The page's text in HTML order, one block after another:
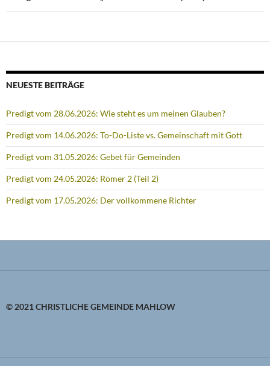
NEUESTE BEITRÄGE
Predigt vom 28.06.2026: Wie steht es um meinen Glauben?
Predigt vom 14.06.2026: To-Do-Liste vs. Gemeinschaft mit Gott
Predigt vom 31.05.2026: Gebet für Gemeinden
Predigt vom 24.05.2026: Römer 2 (Teil 2)
Predigt vom 17.05.2026: Der vollkommene Richter
© 2021 CHRISTLICHE GEMEINDE MAHLOW